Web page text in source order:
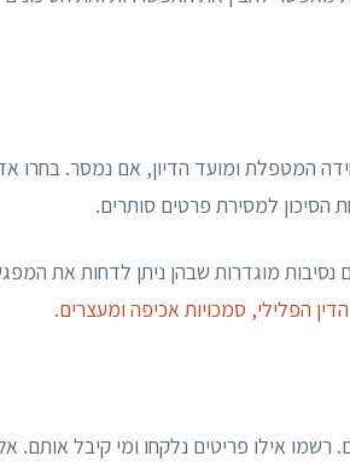
המטפלת ומועד הדיון, אם נמסר. בחרו
הסיכון למסירת פרטים סותרים.
נסיבות מוגדרות שבהן ניתן לדחות את
הפלילי, סמכויות אכיפה ומעצרים.
אילו פריטים נלקחו ומי קיבל אותם.